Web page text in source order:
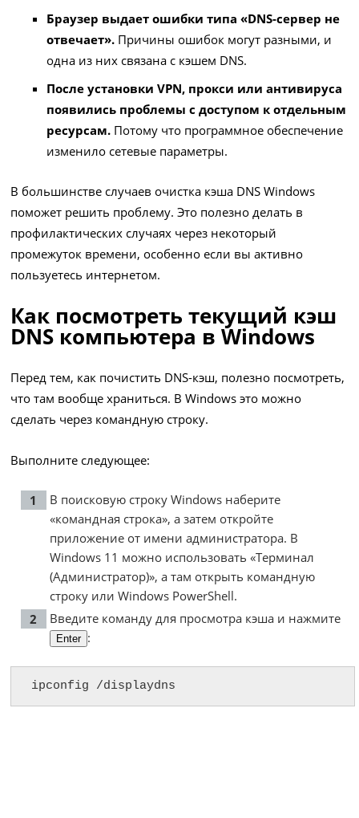
Браузер выдает ошибки типа «DNS-сервер не
отвечает». Причины ошибок могут разными, и
одна из них связана с кэшем DNS.
После установки VPN, прокси или антивируса
появились проблемы с доступом к отдельным
ресурсам. Потому что программное обеспечение
изменило сетевые параметры.
В большинстве случаев очистка кэша DNS Windows
поможет решить проблему. Это полезно делать в
профилактических случаях через некоторый
промежуток времени, особенно если вы активно
пользуетесь интернетом.
Как посмотреть текущий кэш
DNS компьютера в Windows
Перед тем, как почистить DNS-кэш, полезно посмотреть,
что там вообще храниться. В Windows это можно
сделать через командную строку.
Выполните следующее:
В поисковую строку Windows наберите
«командная строка», а затем откройте
приложение от имени администратора. В
Windows 11 можно использовать «Терминал
(Администратор)», а там открыть командную
строку или Windows PowerShell.
Введите команду для просмотра кэша и нажмите
Enter :
ipconfig /displaydns